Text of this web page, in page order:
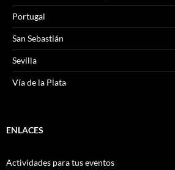
Portugal
San Sebastián
Sevilla
Vía de la Plata
ENLACES
Actividades para tus eventos